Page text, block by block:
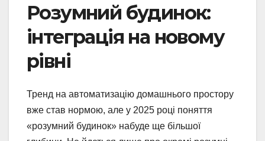
Розумний будинок:
інтеграція на новому
рівні
Тренд на автоматизацію домашнього простору
вже став нормою, але у 2025 році поняття
«розумний будинок» набуде ще більшої